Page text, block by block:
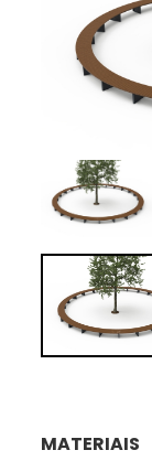
MATERIAIS